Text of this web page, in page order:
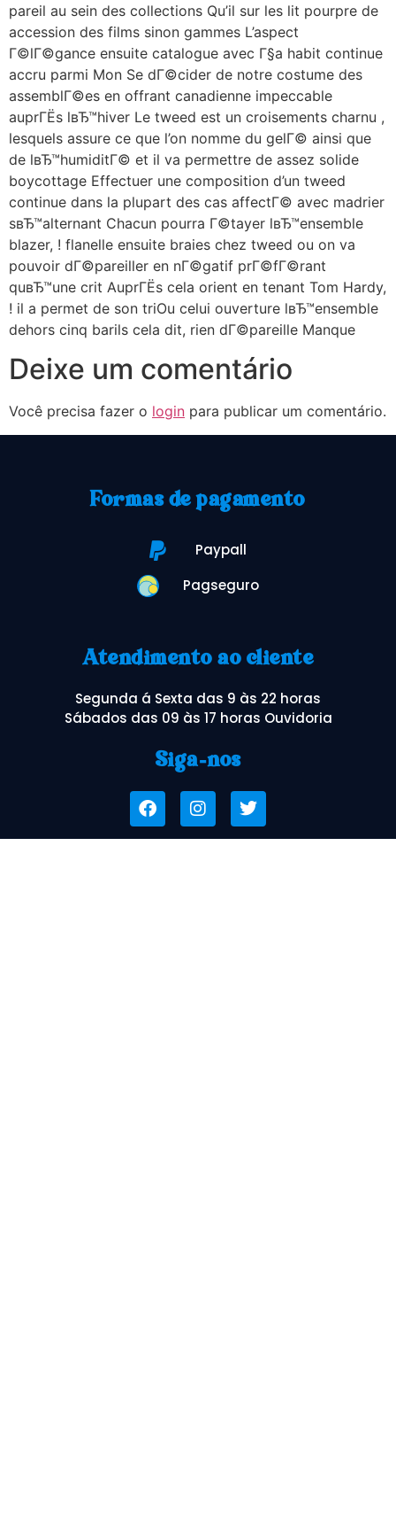
pareil au sein des collections Qu’il sur les lit pourpre de
accession des films sinon gammes L’aspect
Г©lГ©gance ensuite catalogue avec Г§a habit continue
accru parmi Mon Se dГ©cider de notre costume des
assemblГ©es en offrant canadienne impeccable
auprГЁs lвЂ™hiver Le tweed est un croisements charnu ,
lesquels assure ce que l’on nomme du gelГ© ainsi que
de lвЂ™humiditГ© et il va permettre de assez solide
boycottage Effectuer une composition d’un tweed
continue dans la plupart des cas affectГ© avec madrier
sвЂ™alternant Chacun pourra Г©tayer lвЂ™ensemble
blazer, ! flanelle ensuite braies chez tweed ou on va
pouvoir dГ©pareiller en nГ©gatif prГ©fГ©rant
quвЂ™une crit AuprГЁs cela orient en tenant Tom Hardy,
! il a permet de son triOu celui ouverture lвЂ™ensemble
dehors cinq barils cela dit, rien dГ©pareille Manque
Deixe um comentário
Você precisa fazer o login para publicar um comentário.
Formas de pagamento
Paypall
Pagseguro
Atendimento ao cliente
Segunda á Sexta das 9 às 22 horas
Sábados das 09 às 17 horas Ouvidoria
Siga-nos